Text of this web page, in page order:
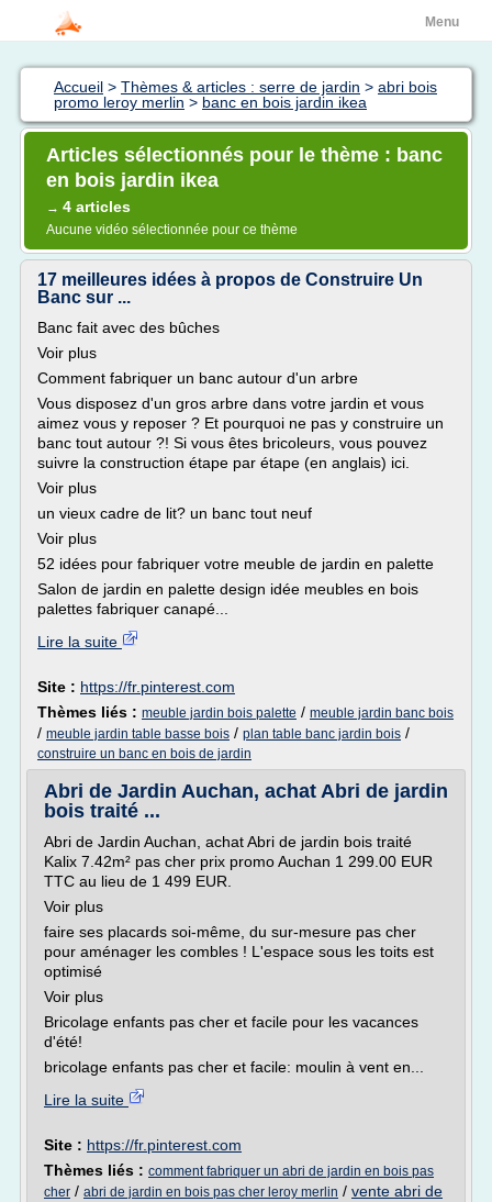
Menu
Accueil > Thèmes & articles : serre de jardin > abri bois
promo leroy merlin > banc en bois jardin ikea
Articles sélectionnés pour le thème : banc
en bois jardin ikea
→ 4 articles
Aucune vidéo sélectionnée pour ce thème
17 meilleures idées à propos de Construire Un
Banc sur ...
Banc fait avec des bûches
Voir plus
Comment fabriquer un banc autour d'un arbre
Vous disposez d'un gros arbre dans votre jardin et vous
aimez vous y reposer ? Et pourquoi ne pas y construire un
banc tout autour ?! Si vous êtes bricoleurs, vous pouvez
suivre la construction étape par étape (en anglais) ici.
Voir plus
un vieux cadre de lit? un banc tout neuf
Voir plus
52 idées pour fabriquer votre meuble de jardin en palette
Salon de jardin en palette design idée meubles en bois
palettes fabriquer canapé...
Lire la suite
Site : https://fr.pinterest.com
Thèmes liés : meuble jardin bois palette / meuble jardin banc bois
/ meuble jardin table basse bois / plan table banc jardin bois /
construire un banc en bois de jardin
Abri de Jardin Auchan, achat Abri de jardin
bois traité ...
Abri de Jardin Auchan, achat Abri de jardin bois traité
Kalix 7.42m² pas cher prix promo Auchan 1 299.00 EUR
TTC au lieu de 1 499 EUR.
Voir plus
faire ses placards soi-même, du sur-mesure pas cher
pour aménager les combles ! L'espace sous les toits est
optimisé
Voir plus
Bricolage enfants pas cher et facile pour les vacances
d'été!
bricolage enfants pas cher et facile: moulin à vent en...
Lire la suite
Site : https://fr.pinterest.com
Thèmes liés : comment fabriquer un abri de jardin en bois pas
cher / abri de jardin en bois pas cher leroy merlin / vente abri de